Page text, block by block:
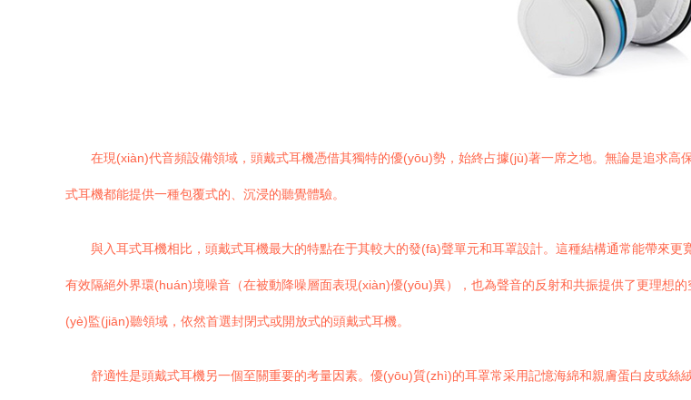
在現(xiàn)代音頻設備領域，頭戴式耳機憑借其獨特的優(yōu)勢，始終占據(jù)著一席之地。無論是追求
式耳機都能提供一種包覆式的、沉浸的聽覺體驗。
與入耳式耳機相比，頭戴式耳機最大的特點在于其較大的發(fā)聲單元和耳罩設計。這種結構通常能帶來
有效隔絕外界環(huán)境噪音（在被動降噪層面表現(xiàn)優(yōu)異），也為聲音的反射和共振提供了更理想
(yè)監(jiān)聽領域，依然首選封閉式或開放式的頭戴式耳機。
舒適性是頭戴式耳機另一個至關重要的考量因素。優(yōu)質(zhì)的耳罩常采用記憶海綿和親膚蛋白皮或